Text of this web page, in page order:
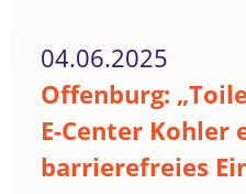
04.06.2025
Offenburg:
E-Center Kohler
barrierefreies